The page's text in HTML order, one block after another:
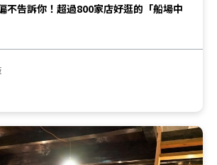
不告訴你！超過800家店好逛的「船場中